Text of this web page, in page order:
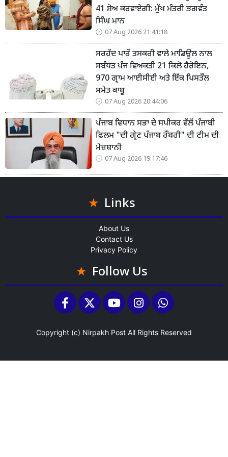
41 ਸ਼ੋਅ ਕਰਵਾਏਗੀ: ਮੁੱਖ ਮੰਤਰੀ ਭਗਵੰਤ
ਸਿੰਘ ਮਾਨ
07 Aug 2026 21:41:18
ਸਰਹੱਦ ਪਾਰੋਂ ਤਸਕਰੀ ਵਾਲੇ ਮਾਡਿਊਲ ਨਾਲ
ਸਬੰਧਤ ਪੰਜ ਵਿਅਕਤੀ 21 ਕਿਲੋ ਹੈਰੋਇਨ,
970 ਗ੍ਰਾਮ ਆਈਸੀਈ ਅਤੇ ਇੱਕ ਪਿਸਤੌਲ
ਸਮੇਤ ਕਾਬੂ
07 Aug 2026 20:44:06
ਪੰਜਾਬ ਵਿਧਾਨ ਸਭਾ ਦੇ ਸਪੀਕਰ ਵੱਲੋਂ ਪੰਜਾਬੀ
ਫਿਲਮ "ਦੀ ਗ੍ਰੇਟ ਪੰਜਾਬ ਰੌਬਰੀ" ਦੀ ਟੀਮ ਦੀ
ਮੇਜ਼ਬਾਨੀ
07 Aug 2026 19:17:46
Links
About Us
Contact Us
Privacy Policy
Follow Us
Copyright (c) Nirpakh Post All Rights Reserved